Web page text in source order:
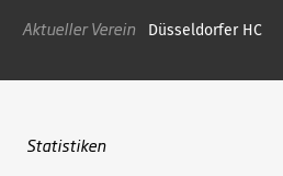
Aktueller Verein Düsseldorfer HC
Statistiken